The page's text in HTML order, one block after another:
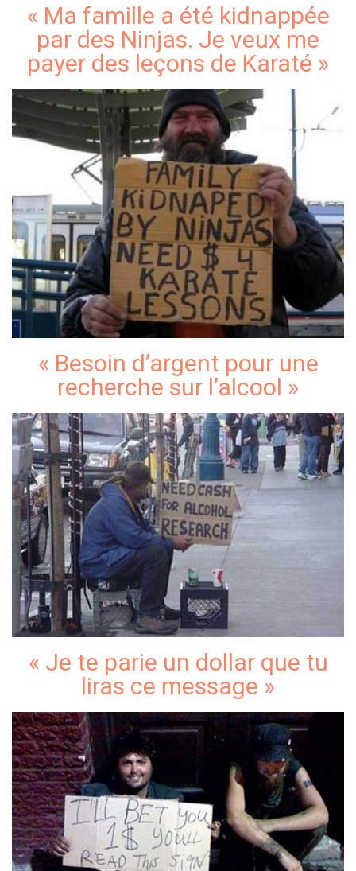
« Ma famille a été kidnappée
par des Ninjas. Je veux me
payer des leçons de Karaté »
« Besoin d’argent pour une
recherche sur l’alcool »
« Je te parie un dollar que tu
liras ce message »